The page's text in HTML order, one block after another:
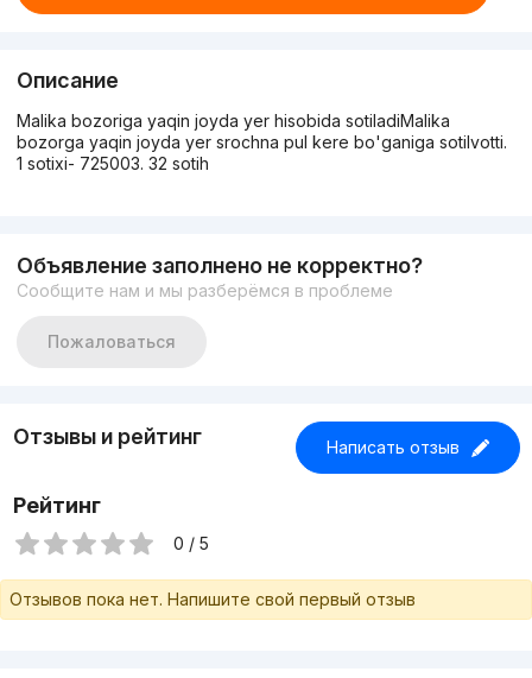
Описание
Malika bozoriga yaqin joyda yer hisobida sotiladiMalika
bozorga yaqin joyda yer srochna pul kere bo'ganiga sotilvotti.
1 sotixi- 725003. 32 sotih
Объявление заполнено не корректно?
Сообщите нам и мы разберёмся в проблеме
Пожаловаться
Отзывы и рейтинг Написать отзыв
Рейтинг
0 / 5
Отзывов пока нет. Напишите свой первый отзыв